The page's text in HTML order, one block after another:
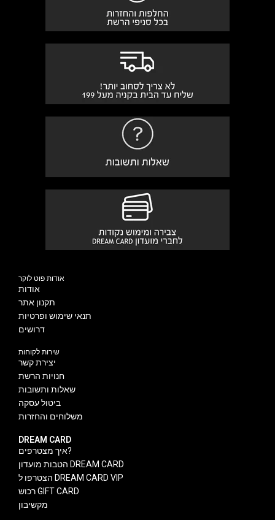
אודות פוט לוקר
אודות
תקנון אתר
תנאי שימוש ופרטיות
דרושים
שירות לקוחות
יצירת קשר
חנויות הרשת
שאלות ותשובות
ביטול עסקה
משלוחים והחזרות
DREAM CARD
איך מצטרפים?
הטבות מועדון DREAM CARD
הצטרפו ל DREAM CARD VIP
רכוש GIFT CARD
מקשיבון